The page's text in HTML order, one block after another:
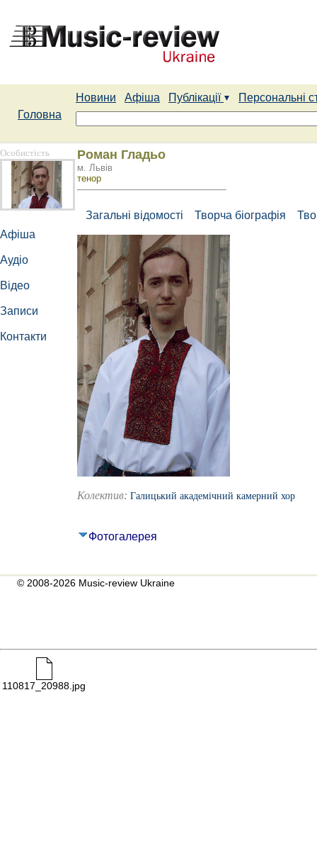
Новини Афіша Публікації
Персональні
Головна
Особистість
Афіша
Аудіо
Відео
Записи
Контакти
Роман Гладьо
м. Львів
тенор
Загальні відомості Творча біографія
Колектив: Галицький академічний камерний хор
Фотогалерея
© 2008-2026 Music-review Ukraine
110817_20988.jpg